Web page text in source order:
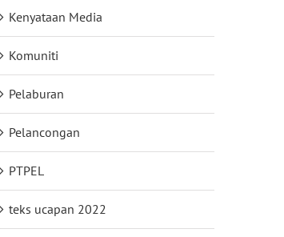
Kenyataan Media
Komuniti
Pelaburan
Pelancongan
PTPEL
teks ucapan 2022